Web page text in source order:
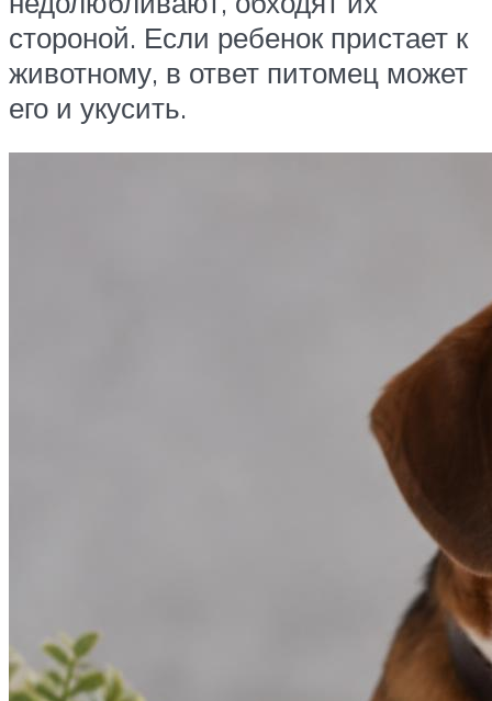
стороной. Если ребенок пристает к
животному, в ответ питомец может
его и укусить.